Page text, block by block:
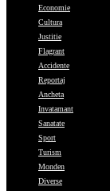
Economie
Cultura
Justitie
Flagrant
Accidente
Reportaj
Ancheta
Invatamant
Sanatate
Sport
Turism
Monden
Diverse